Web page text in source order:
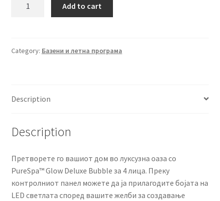
Bubble
лица
196
71
cm
quantity
Add to cart
Category: Базени и летна програма
Description
Description
Претворете го вашиот дом во луксузна оаза со
PureSpa™ Glow Deluxe Bubble за 4 лица. Преку
контролниот панел можете да ја прилагодите бојата на
LED светлата според вашите желби за создавање